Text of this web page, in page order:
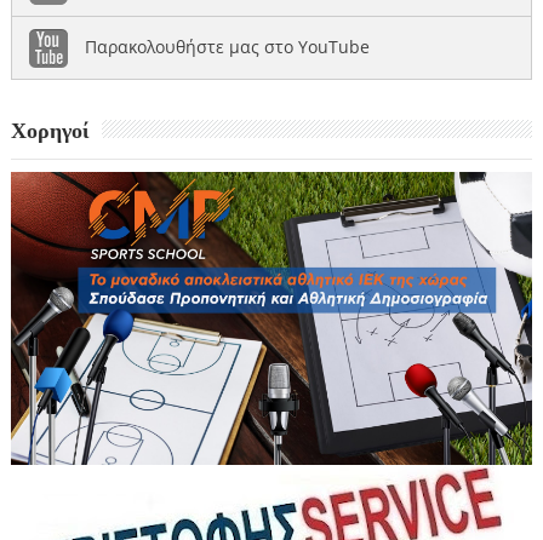
Παρακολουθήστε μας στο YouTube
Χορηγοί